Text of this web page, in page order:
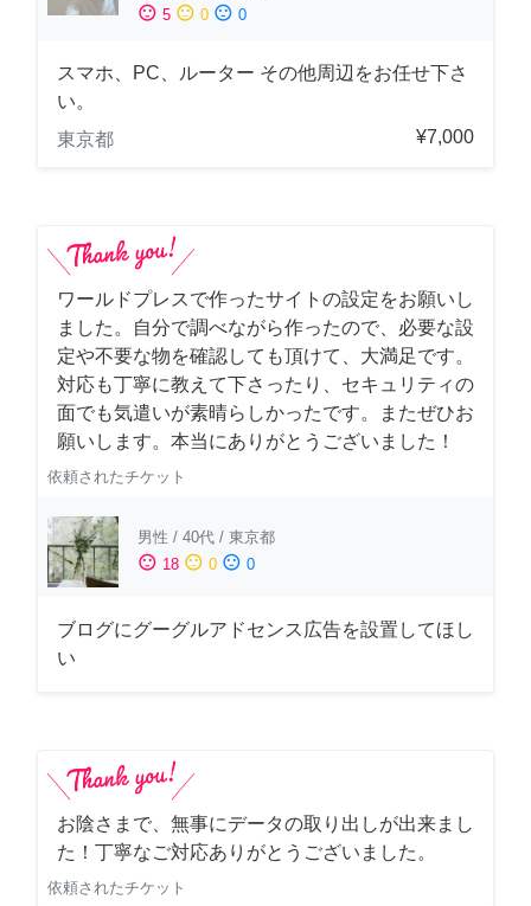
sentiment_satisfied 5 sentiment_neutral 0 sentiment_dissatisfied 0
スマホ、PC、ルーター その他周辺をお任せ下さ
い。
東京都
¥7,000
ワールドプレスで作ったサイトの設定をお願いし
ました。自分で調べながら作ったので、必要な設
定や不要な物を確認しても頂けて、大満足です。
対応も丁寧に教えて下さったり、セキュリティの
面でも気遣いが素晴らしかったです。またぜひお
願いします。本当にありがとうございました！
依頼されたチケット
男性 / 40代 / 東京都
sentiment_satisfied 18 sentiment_neutral 0 sentiment_dissatisfied 0
ブログにグーグルアドセンス広告を設置してほし
い
お陰さまで、無事にデータの取り出しが出来まし
た！丁寧なご対応ありがとうございました。
依頼されたチケット